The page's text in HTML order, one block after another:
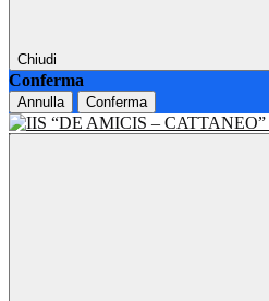
Chiudi
Conferma
Annulla Conferma